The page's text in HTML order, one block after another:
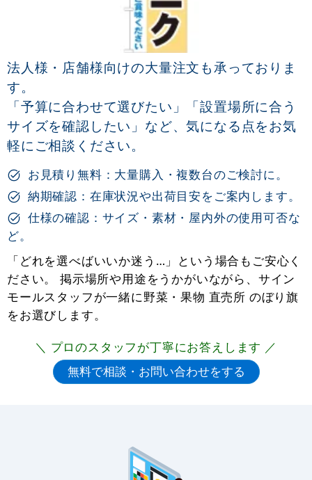
法人様・店舗様向けの大量注文も承っておりま
す。
「予算に合わせて選びたい」「設置場所に合う
サイズを確認したい」など、気になる点をお気
軽にご相談ください。
お見積り無料：大量購入・複数台のご検討に。
納期確認：在庫状況や出荷目安をご案内します。
仕様の確認：サイズ・素材・屋内外の使用可否な
ど。
「どれを選べばいいか迷う…」という場合もご安心く
ださい。 掲示場所や用途をうかがいながら、サイン
モールスタッフが一緒に野菜・果物 直売所 のぼり旗
をお選びします。
＼ プロのスタッフが丁寧にお答えします ／